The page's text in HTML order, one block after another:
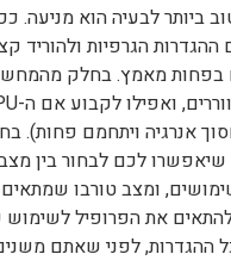
ביותר לבעיה הוא מניעה.
הגרפיות ולהוריד
בפחות מאמץ. בחלק
אנרגיה ויתחמם פחות).
שיאפשרו לכם לבחור בין
ומצב טורבו שמתאים
את הפרופיל
ההגדרות, לפני שאתם